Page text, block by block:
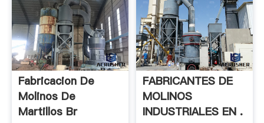
Fabricacion De
Molinos De
Martillos Br
FABRICANTES DE
MOLINOS
INDUSTRIALES EN .